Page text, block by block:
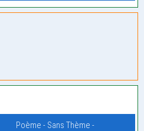
Poème - Sans Thème -